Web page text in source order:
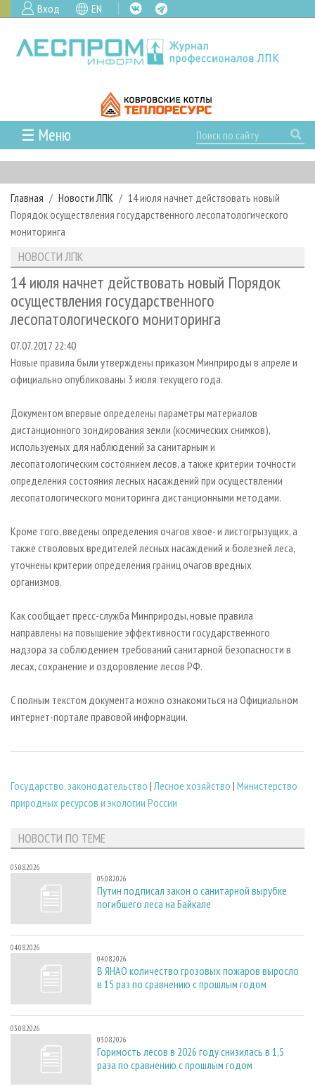
Вход EN
☰ Меню
ГЛАВНАЯ
РУБРИКИ И ТЕМЫ
РУБРИКИ ЖУРНАЛА
ЛЕСНОЕ ХОЗЯЙСТВО
ЛЕСОЗАГОТОВКА
ЛЕСОПИЛЕНИЕ
ДЕРЕВООБРАБОТКА
СУШКА ДРЕВЕСИНЫ
ПРОИЗВОДСТВО ДРЕВЕСНЫХ ПЛИТ
ДЕРЕВЯННОЕ ДОМОСТРОЕНИЕ
БИОЭНЕРГЕТИКА
ЦБП
ИНСТРУМЕНТ И МАТЕРИАЛЫ
НОВОСТИ
КАЛЕНДАРЬ СОБЫТИЙ
НОВОСТИ ЛПК
НОВОСТИ ЖУРНАЛА
НОВОСТИ КОМПАНИЙ
ПРОЕКТЫ ЛПИ
АНАЛИТИКА
ПРЕДПРИЯТИЯ ЛПК
ЛЕСНЫЕ РЕГИОНЫ РОССИИ
ПЕРСОНЫ
МОБИЛЬНЫЕ ВЫСТАВКИ
ОФИЦИАЛЬНЫЕ ДЕЛЕГАЦИИ
RUSSIAN FORESTRY REVIEW
ГАЗЕТА ЛЕСПРОМФОРУМ
БИБЛИОТЕКА СПЕЦИАЛИСТА
АРХИВ
АРХИВ ЖУРНАЛОВ
СТАТЬИ
О ЖУРНАЛЕ
ПОДПИСКА
КОНТАКТЫ
РЕКЛАМОДАТЕЛЯМ
РЕКЛАМА
РЕКЛАМА НА САЙТЕ
Главная Новости ЛПК
14 июля начнет действовать новый
Порядок осуществления государственного лесопатологического
мониторинга
НОВОСТИ ЛПК
14 июля начнет действовать новый Порядок
осуществления государственного
лесопатологического мониторинга
07.07.2017 22:40
Новые правила были утверждены приказом Минприроды в апреле и
официально опубликованы 3 июля текущего года.
Документом впервые определены параметры материалов
дистанционного зондирования земли (космических снимков),
используемых для наблюдений за санитарным и
лесопатологическим состоянием лесов, а также критерии точности
определения состояния лесных насаждений при осуществлении
лесопатологического мониторинга дистанционными методами.
Кроме того, введены определения очагов хвое- и листогрызущих, а
также стволовых вредителей лесных насаждений и болезней леса,
уточнены критерии определения границ очагов вредных
организмов.
Как сообщает пресс-служба Минприроды, новые правила
направлены на повышение эффективности государственного
надзора за соблюдением требований санитарной безопасности в
лесах, сохранение и оздоровление лесов РФ.
С полным текстом документа можно ознакомиться на Официальном
интернет-портале правовой информации.
Государство, законодательство |Лесное хозяйство | Министерство
природных ресурсов и экологии России
НОВОСТИ ПО ТЕМЕ
05.08.2026
05.08.2026
Путин подписал закон о санитарной вырубке
погибшего леса на Байкале
04.08.2026
04.08.2026
В ЯНАО количество грозовых пожаров выросло
в 15 раз по сравнению с прошлым годом
03.08.2026
03.08.2026
Горимость лесов в 2026 году снизилась в 1,5
раза по сравнению с прошлым годом